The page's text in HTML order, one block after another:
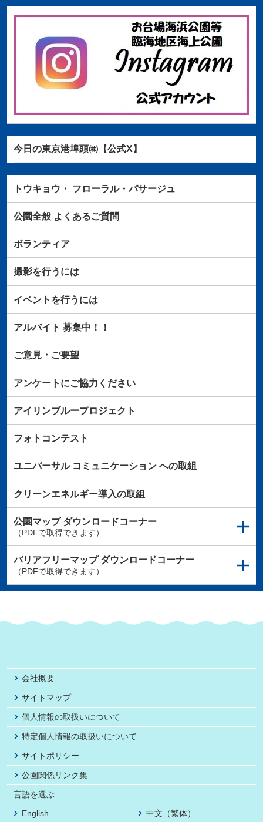
今日の東京港埠頭㈱【公式X】
トウキョウ・ フローラル・パサージュ
公園全般よくあるご質問
ボランティア
撮影を行うには
イベントを行うには
アルバイト 募集中！！
ご意見・ご要望
アンケートにご協力ください
アイリンブループロジェクト
フォトコンテスト
ユニバーサルコミュニケーションへの取組
クリーンエネルギー導入の取組
公園マップダウンロードコーナー
（PDFで取得できます）
バリアフリーマップダウンロードコーナー
（PDFで取得できます）
会社概要
サイトマップ
個人情報の取扱いについて
特定個人情報の取扱いについて
サイトポリシー
公園関係リンク集
言語を選ぶ
English
中文（繁体）